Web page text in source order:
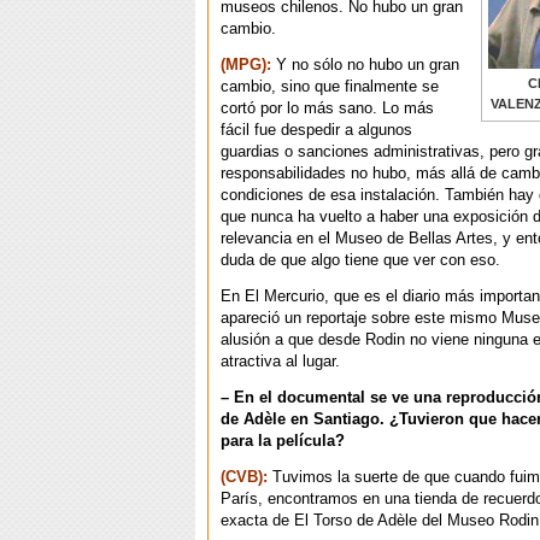
museos chilenos. No hubo un gran
cambio.
(MPG): Y no sólo no hubo un gran
cambio, sino que finalmente se
cortó por lo más sano. Lo más
fácil fue despedir a algunos
guardias o sanciones administrativas, pero
responsabilidades no hubo, más allá de
condiciones de esa instalación. También hay
que nunca ha vuelto a haber una exposición
relevancia en el Museo de Bellas Artes, y
duda de que algo tiene que ver con eso.
En El Mercurio, que es el diario más
apareció un reportaje sobre este mismo
alusión a que desde Rodin no viene ninguna
atractiva al lugar.
– En el documental se ve una
de Adèle en Santiago. ¿Tuvieron que
para la película?
(CVB): Tuvimos la suerte de que cuando
París, encontramos en una tienda de
exacta de El Torso de Adèle del Museo